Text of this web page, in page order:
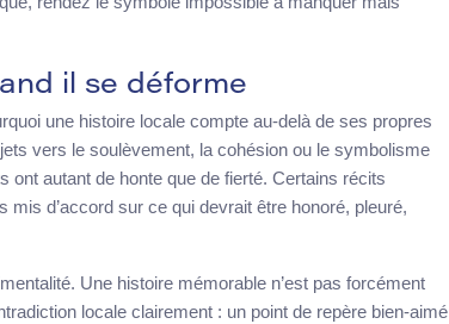
il se déforme
une histoire locale compte au-delà de ses propres
vers le soulèvement, la cohésion ou le symbolisme
ont autant de honte que de fierté. Certains récits
d’accord sur ce qui devrait être honoré, pleuré,
Une histoire mémorable n’est pas forcément
locale clairement : un point de repère bien-aimé